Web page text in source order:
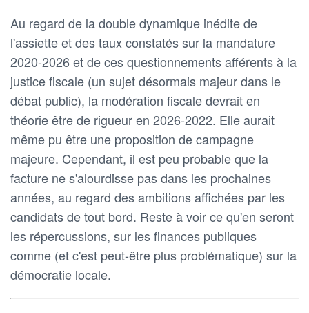
Au regard de la double dynamique inédite de
l'assiette et des taux constatés sur la mandature
2020-2026 et de ces questionnements afférents à la
justice fiscale (un sujet désormais majeur dans le
débat public), la modération fiscale devrait en
théorie être de rigueur en 2026-2022. Elle aurait
même pu être une proposition de campagne
majeure. Cependant, il est peu probable que la
facture ne s'alourdisse pas dans les prochaines
années, au regard des ambitions affichées par les
candidats de tout bord. Reste à voir ce qu'en seront
les répercussions, sur les finances publiques
comme (et c'est peut-être plus problématique) sur la
démocratie locale.